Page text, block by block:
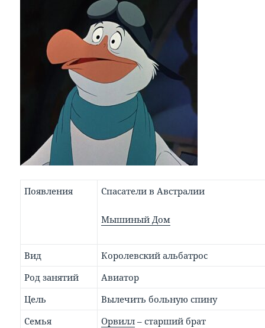
Появления Спасатели в Австралии
Мышиный Дом
Вид
Королевский альбатрос
Род занятий
Авиатор
Цель
Вылечить больную спину
Семья
Орвилл – старший брат